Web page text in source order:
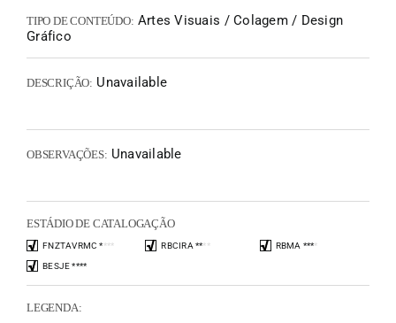
TIPO DE CONTEÚDO: Artes Visuais / Colagem / Design
Gráfico
DESCRIÇÃO: Unavailable
OBSERVAÇÕES: Unavailable
ESTÁDIO DE CATALOGAÇÃO
FNZTAVRMC **** RBCIRA **** RBMA ****
BESJE ****
LEGENDA: